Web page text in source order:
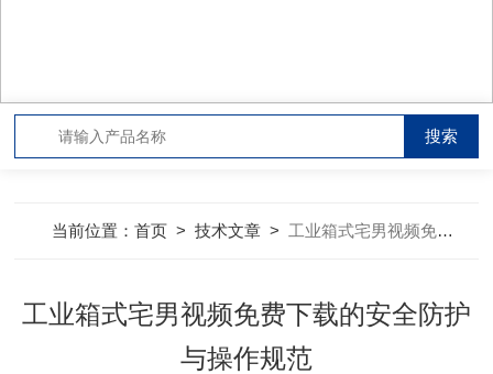
当前位置：首页 >技术文章 > 工业箱式宅男视频免费下载的安全防护与操作规范
工业箱式宅男视频免费下载的安全防护
与操作规范